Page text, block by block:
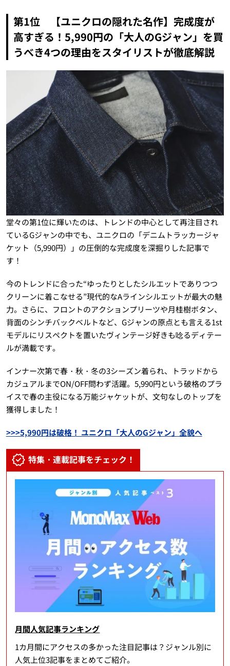
第1位 【ユニクロの隠れた名作】完成度が
高すぎる！5,990円の「大人のGジャン」を買
うべき4つの理由をスタイリストが徹底解説
堂々の第1位に輝いたのは、トレンドの中心として再注目され
ているGジャンの中でも、ユニクロの「デニムトラッカージャ
ケット（5,990円）」の圧倒的な完成度を深掘りした記事で
す！
今のトレンドに合った“ゆったりとしたシルエットでありつつ
クリーンに着こなせる”現代的なAラインシルエットが最大の魅
力。さらに、フロントのアクションプリーツや月桂樹ボタン、
背面のシンチバックベルトなど、Gジャンの原点とも言える1st
モデルにリスペクトを置いたヴィンテージ好きも唸るディテー
ルが満載です。
インナー次第で春・秋・冬の3シーズン着られ、トラッドから
カジュアルまでON/OFF問わず活躍。5,990円という破格のプラ
イスで春の主役になる万能ジャケットが、文句なしのトップを
獲得しました！
>>>5,990円は破格！ ユニクロ「大人のGジャン」全貌へ
特集・連載記事をチェック！
月間人気記事ランキング
1カ月間にアクセスの多かった注目記事は？ジャンル別に
人気上位3記事をまとめてご紹介。